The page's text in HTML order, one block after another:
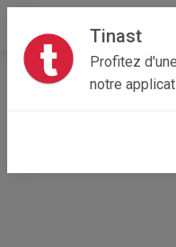
Tinast
Profitez
notre
Accueil Loisirs